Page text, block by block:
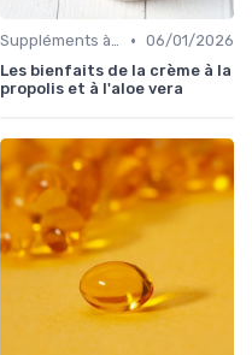
Suppléments à base de plantes • 06/01/2026
Les bienfaits de la crème à la
propolis et à l'aloe vera